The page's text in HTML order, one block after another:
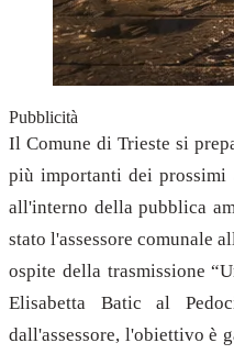
Pubblicità
Il Comune di Trieste si
più importanti dei prossimi
all'interno della pubblica
stato l'assessore comunale
ospite della trasmissione
Elisabetta Batic al
dall'assessore, l'obiettivo è